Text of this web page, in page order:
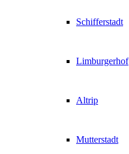
Schifferstadt
Limburgerhof
Altrip
Mutterstadt